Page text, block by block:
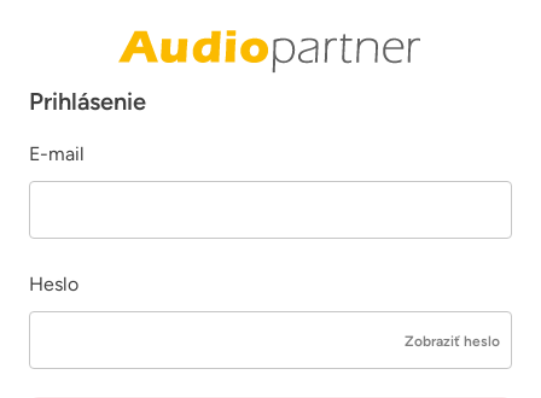
Prihlásenie
E-mail
Heslo
Zobraziť heslo